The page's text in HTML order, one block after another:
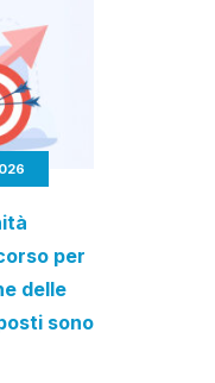
per
delle
sono